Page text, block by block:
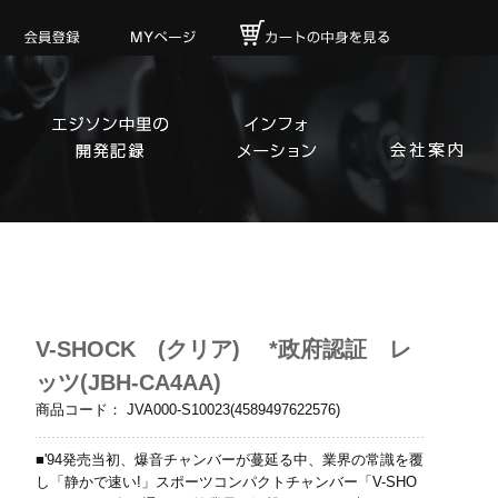
V-SHOCK (クリア) *政府認証 レ
ッツ(JBH-CA4AA)
商品コード： JVA000-S10023(4589497622576)
■'94発売当初、爆音チャンバーが蔓延る中、業界の常識を覆
し「静かで速い!」スポーツコンパクトチャンバー「V-SHO